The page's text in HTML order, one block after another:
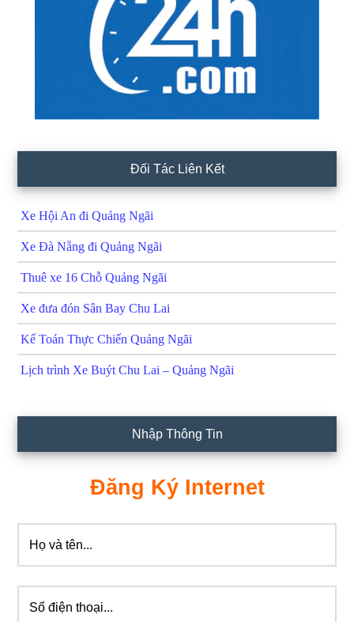
Đối Tác Liên Kết
Xe Hội An đi Quảng Ngãi
Xe Đà Nẵng đi Quảng Ngãi
Thuê xe 16 Chỗ Quảng Ngãi
Xe đưa đón Sân Bay Chu Lai
Kế Toán Thực Chiến Quảng Ngãi
Lịch trình Xe Buýt Chu Lai – Quảng Ngãi
Nhập Thông Tin
Đăng Ký Internet